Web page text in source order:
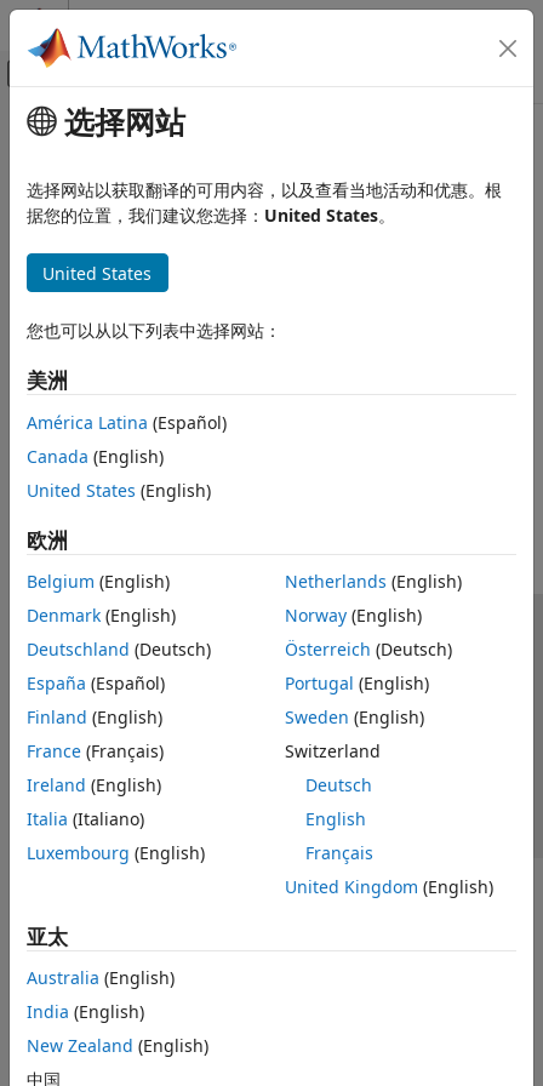
跳到内容
画布外导航菜单切换
文档主页
Control Systems
主要内容
How useful was this information?
选择网站
选择网站以获取翻译的可用内容，以及查看当地活动和优惠。根
据您的位置，我们建议您选择： United States。
United States
您也可以从以下列表中选择网站：
美洲
América Latina (Español)
Canada (English)
United States (English)
欧洲
Belgium (English)
Denmark (English)
Deutschland (Deutsch)
España (Español)
Finland (English)
France (Français)
Ireland (English)
Italia (Italiano)
Luxembourg (English)
Netherlands (English)
Norway(English)
Österreich (Deutsch)
Portugal (English)
Sweden (English)
Switzerland
Deutsch
English
Français
United Kingdom (English)
亚太
Australia (English)
India (English)
New Zealand (English)
中国
信任中心 商标 隐私政策 防盗版
应用程序状态
联系我们
© 1994-2026 The MathWorks, Inc.